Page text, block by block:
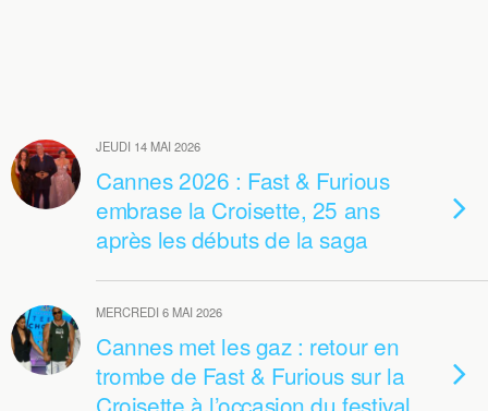
JEUDI 14 MAI 2026
Cannes 2026 : Fast & Furious
embrase la Croisette, 25 ans
après les débuts de la saga
MERCREDI 6 MAI 2026
Cannes met les gaz : retour en
trombe de Fast & Furious sur la
Croisette à l’occasion du festival